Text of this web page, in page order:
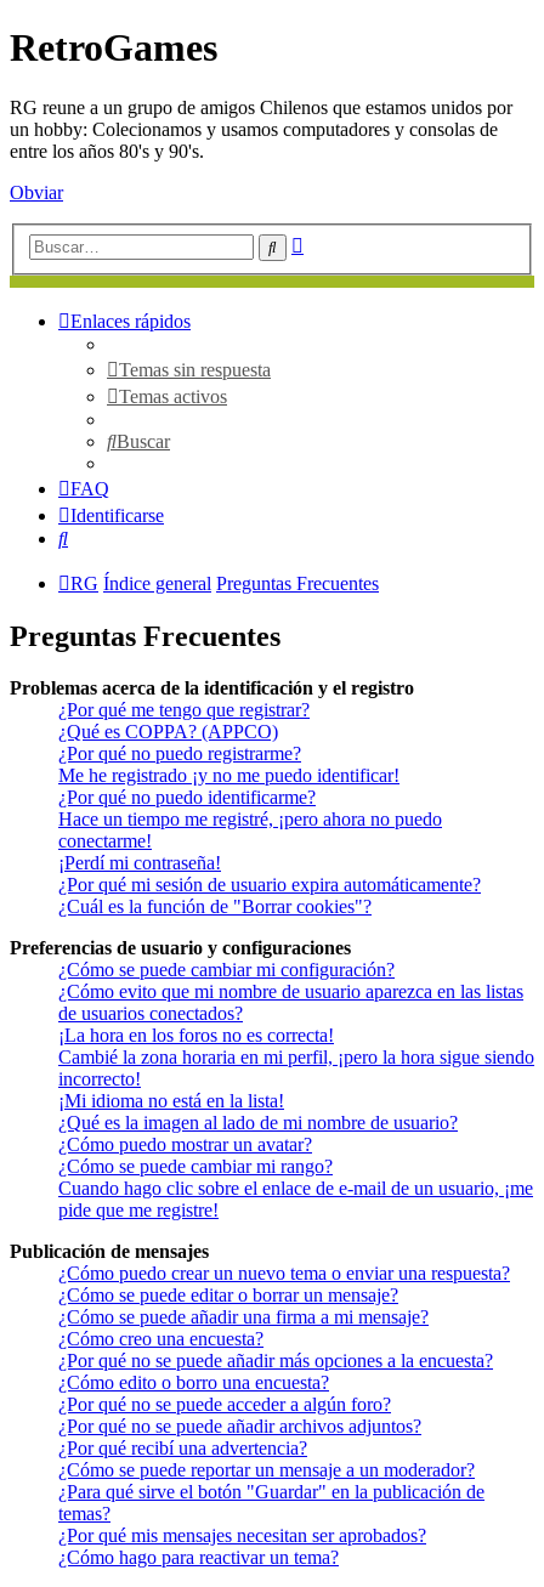
RetroGames
RG reune a un grupo de amigos Chilenos que estamos unidos por
un hobby: Colecionamos y usamos computadores y consolas de
entre los años 80's y 90's.
Obviar
Buscar
Enlaces rápidos
Temas sin respuesta
Temas activos
Buscar
FAQ
Identificarse
Buscar
RG Índice general Preguntas Frecuentes
Preguntas Frecuentes
Problemas acerca de la identificación y el registro
¿Por qué me tengo que registrar?
¿Qué es COPPA? (APPCO)
¿Por qué no puedo registrarme?
Me he registrado ¡y no me puedo identificar!
¿Por qué no puedo identificarme?
Hace un tiempo me registré, ¡pero ahora no puedo
conectarme!
¡Perdí mi contraseña!
¿Por qué mi sesión de usuario expira automáticamente?
¿Cuál es la función de "Borrar cookies"?
Preferencias de usuario y configuraciones
¿Cómo se puede cambiar mi configuración?
¿Cómo evito que mi nombre de usuario aparezca en las listas
de usuarios conectados?
¡La hora en los foros no es correcta!
Cambié la zona horaria en mi perfil, ¡pero la hora sigue siendo
incorrecto!
¡Mi idioma no está en la lista!
¿Qué es la imagen al lado de mi nombre de usuario?
¿Cómo puedo mostrar un avatar?
¿Cómo se puede cambiar mi rango?
Cuando hago clic sobre el enlace de e-mail de un usuario, ¡me
pide que me registre!
Publicación de mensajes
¿Cómo puedo crear un nuevo tema o enviar una respuesta?
¿Cómo se puede editar o borrar un mensaje?
¿Cómo se puede añadir una firma a mi mensaje?
¿Cómo creo una encuesta?
¿Por qué no se puede añadir más opciones a la encuesta?
¿Cómo edito o borro una encuesta?
¿Por qué no se puede acceder a algún foro?
¿Por qué no se puede añadir archivos adjuntos?
¿Por qué recibí una advertencia?
¿Cómo se puede reportar un mensaje a un moderador?
¿Para qué sirve el botón "Guardar" en la publicación de
temas?
¿Por qué mis mensajes necesitan ser aprobados?
¿Cómo hago para reactivar un tema?